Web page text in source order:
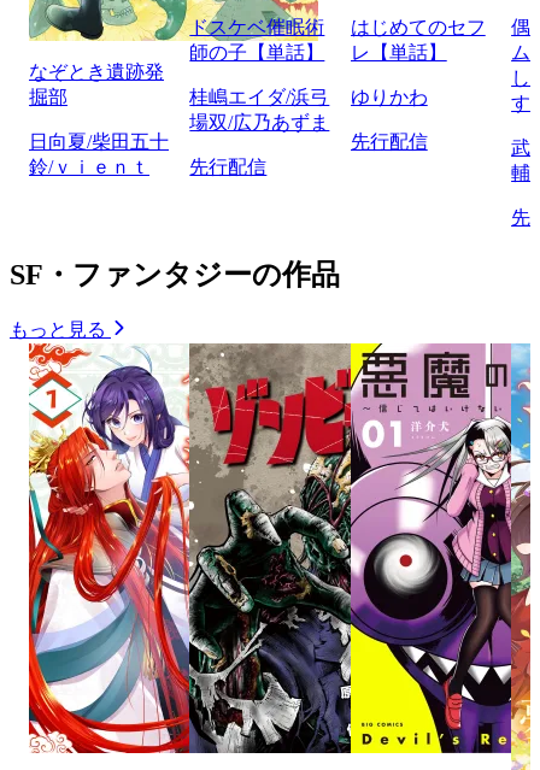
なぞとき遺跡発
掘部
日向夏/柴田五十
鈴/ｖｉｅｎｔ
ドスケベ催眠術
師の子【単話】
桂嶋エイダ/浜弓
場双/広乃あずま
先行配信
はじめてのセフ
レ【単話】
ゆりかわ
先行配信
偶
ム
し
す
武
輔
先
SF・ファンタジーの作品
もっと見る